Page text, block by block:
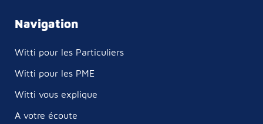
Navigation
Witti pour les Particuliers
Witti pour les PME
Witti vous explique
A votre écoute